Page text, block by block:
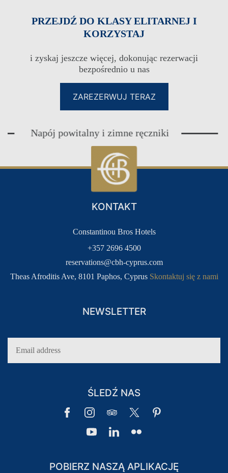
GOŚCI
KLUB LOJALNOŚCIOWY DLA
GOŚCI
PRZEJDŹ DO KLASY ELITARNEJ I
KORZYSTAJ
i zyskaj jeszcze więcej, dokonując rezerwacji
bezpośrednio u nas
ZAREZERWUJ TERAZ
Napój powitalny i zimne ręczniki
KONTAKT
Constantinou Bros Hotels
+357 2696 4500
reservations@cbh-cyprus.com
Theas Afroditis Ave, 8101 Paphos, Cyprus Skontaktuj się z nami
NEWSLETTER
ŚLEDŹ NAS
POBIERZ NASZĄ APLIKACJĘ